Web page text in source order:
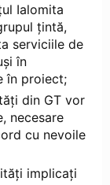
Ialomita
țintă,
serviciile de
în
în proiect;
din GT vor
necesare
cu nevoile
implicați